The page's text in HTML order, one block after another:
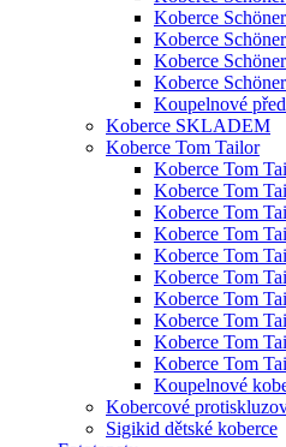
Koberce
Koberce
Koberce
Koberce
Koupelnové
Koberce SKLADEM
Koberce Tom Tailor
Koberce Tom
Koberce Tom
Koberce Tom
Koberce Tom
Koberce Tom
Koberce Tom
Koberce Tom
Koberce Tom
Koberce Tom
Koberce Tom
Koupelnové
Kobercové
Sigikid dětské koberce